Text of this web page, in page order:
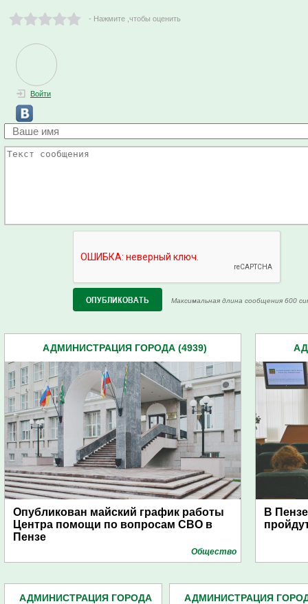
- Нажмите ,чтобы оценить
Войти
Максимальная длина сообщения 600
АДМИНИСТРАЦИЯ ГОРОДА (4939)
Опубликован майский график работы
Центра помощи по вопросам СВО в
Пензе
Общество
В
АДМИНИСТРАЦИЯ ГОРОДА
АДМИНИСТРАЦИЯ